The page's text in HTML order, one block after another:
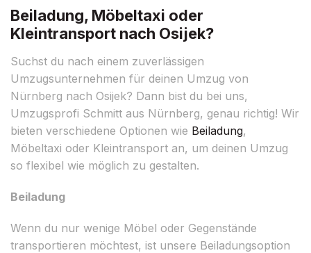
Beiladung, Möbeltaxi oder
Kleintransport nach Osijek?
Suchst du nach einem zuverlässigen
Umzugsunternehmen für deinen Umzug von
Nürnberg nach Osijek? Dann bist du bei uns,
Umzugsprofi Schmitt aus Nürnberg, genau richtig! Wir
bieten verschiedene Optionen wie Beiladung,
Möbeltaxi oder Kleintransport an, um deinen Umzug
so flexibel wie möglich zu gestalten.
Beiladung
Wenn du nur wenige Möbel oder Gegenstände
transportieren möchtest, ist unsere Beiladungsoption